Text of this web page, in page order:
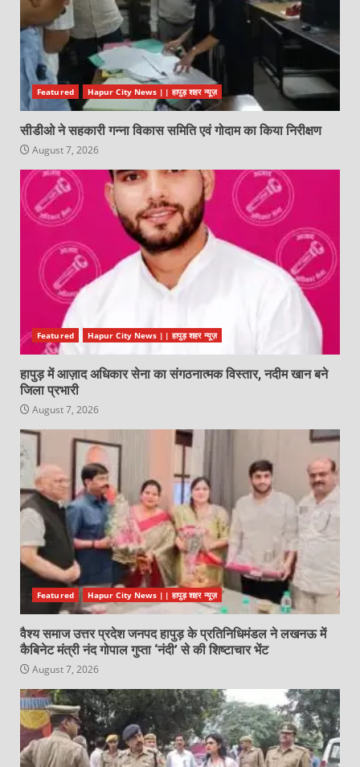
Featured Hapur City News || हापुड़ शहर न्यूज़
सीडीओ ने सहकारी गन्ना विकास समिति एवं गोदाम का किया निरीक्षण
August 7, 2026
Featured Hapur City News || हापुड़ शहर न्यूज़
हापुड़ में आज़ाद अधिकार सेना का संगठनात्मक विस्तार, नदीम खान बने
जिला प्रभारी
August 7, 2026
Featured Hapur City News || हापुड़ शहर न्यूज़
वैश्य समाज उत्तर प्रदेश जनपद हापुड़ के प्रतिनिधिमंडल ने लखनऊ में
कैबिनेट मंत्री नंद गोपाल गुप्ता ‘नंदी’ से की शिष्टाचार भेंट
August 7, 2026